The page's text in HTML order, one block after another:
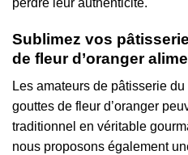
Sublimez vos
de fleur d’oranger
Les amateurs de pâtisserie
gouttes de fleur d’oranger
traditionnel en véritable
nous proposons également